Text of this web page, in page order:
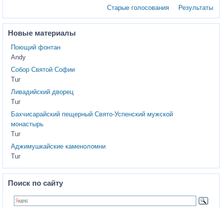
Старые голосования Результаты
Новые материалы
Поющий фонтан
Andy
Собор Святой Софии
Tur
Ливадийский дворец
Tur
Бахчисарайский пещерный Свято-Успенский мужской
монастырь
Tur
Аджимушкайские каменоломни
Tur
Поиск по сайту